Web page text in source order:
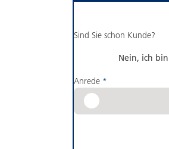
Sind Sie schon Kunde?
Nein, ich
Anrede *